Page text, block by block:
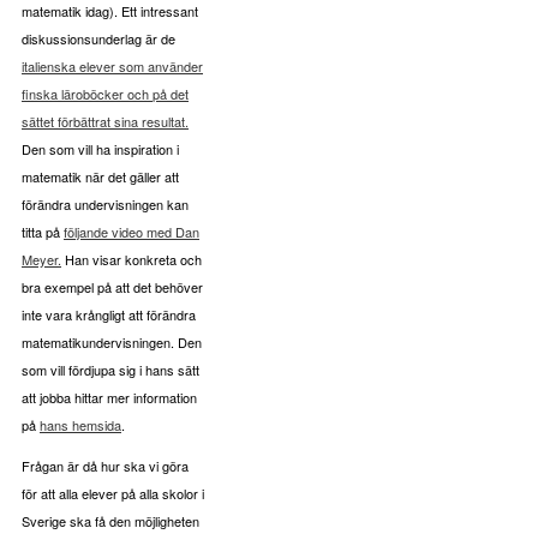
matematik idag). Ett intressant
diskussionsunderlag är de
italienska elever som använder
finska läroböcker och på det
sättet förbättrat sina resultat.
Den som vill ha inspiration i
matematik när det gäller att
förändra undervisningen kan
titta påföljande video med Dan
Meyer. Han visar konkreta och
bra exempel på att det behöver
inte vara krångligt att förändra
matematikundervisningen. Den
som vill fördjupa sig i hans sätt
att jobba hittar mer information
påhans hemsida.
Frågan är då hur ska vi göra
för att alla elever på alla skolor i
Sverige ska få den möjligheten